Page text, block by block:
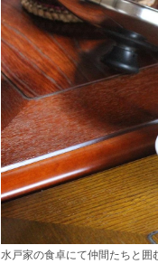
水戸家の食卓にて仲間たちと囲